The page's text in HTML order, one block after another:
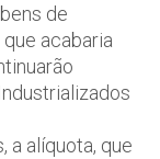
de
acabaria
a alíquota, que